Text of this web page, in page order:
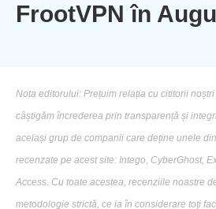
FrootVPN în
Nota editorului: Prețuim relația cu cititorii
câștigăm încrederea prin transparență și
același grup de companii care deține unele
recenzate pe acest site: Intego, CyberGhost,
Access. Cu toate acestea, recenziile noastre
metodologie strictă, ce ia în considerare toți